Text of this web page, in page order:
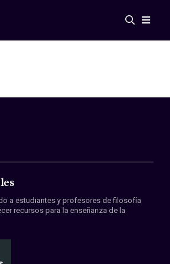
a estudiantes y profesores de filosofía
recursos para la enseñanza de la